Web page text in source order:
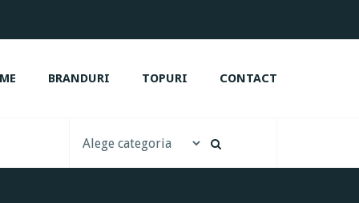
BRANDURI TOPURI CONTACT